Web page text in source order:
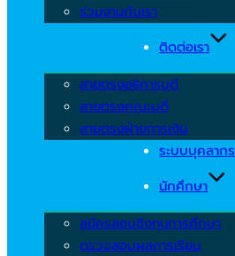
ร่วมงานกับเรา
ติดต่อเรา
สายตรงอธิการบดี
สายตรงคณะบดี
สายตรงฝ่ายการเงิน
ระบบบุคลากร
นักศึกษา
สมัครสอบชิงทุนการศึกษา
ตรวจสอบผลการเรียน